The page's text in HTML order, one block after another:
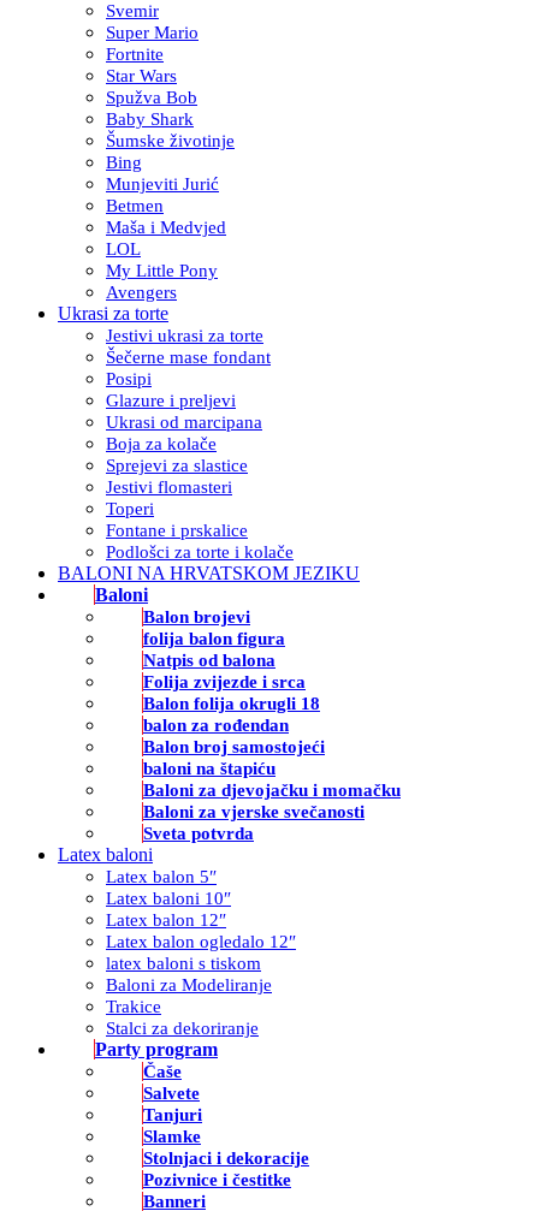
Svemir
Super Mario
Fortnite
Star Wars
Spužva Bob
Baby Shark
Šumske životinje
Bing
Munjeviti Jurić
Betmen
Maša i Medvjed
LOL
My Little Pony
Avengers
Ukrasi za torte
Jestivi ukrasi za torte
Šečerne mase fondant
Posipi
Glazure i preljevi
Ukrasi od marcipana
Boja za kolače
Sprejevi za slastice
Jestivi flomasteri
Toperi
Fontane i prskalice
Podlošci za torte i kolače
BALONI NA HRVATSKOM JEZIKU
Baloni
Balon brojevi
folija balon figura
Natpis od balona
Folija zvijezde i srca
Balon folija okrugli 18
balon za rođendan
Balon broj samostojeći
baloni na štapiću
Baloni za djevojačku i momačku
Baloni za vjerske svečanosti
Sveta potvrda
Latex baloni
Latex balon 5″
Latex baloni 10″
Latex balon 12″
Latex balon ogledalo 12″
latex baloni s tiskom
Baloni za Modeliranje
Trakice
Stalci za dekoriranje
Party program
Čaše
Salvete
Tanjuri
Slamke
Stolnjaci i dekoracije
Pozivnice i čestitke
Banneri